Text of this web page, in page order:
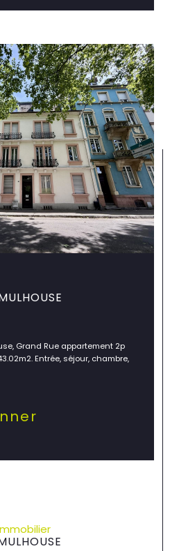
Grand Rue appartement 2p
Entrée, séjour, chambre,